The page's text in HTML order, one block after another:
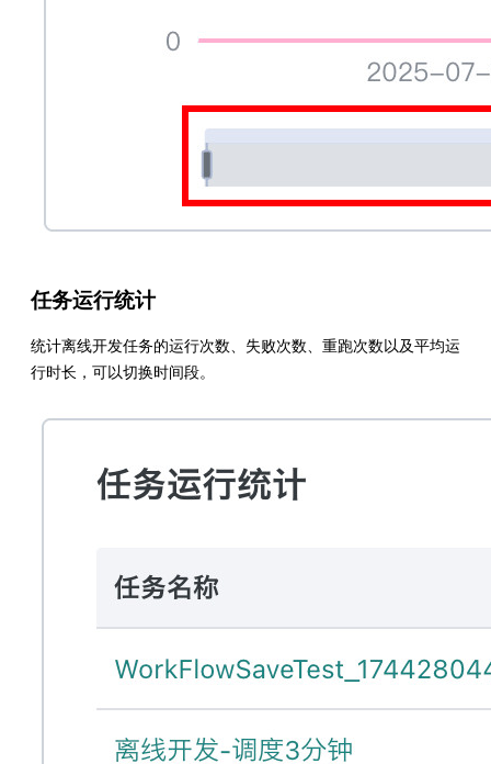
任务运行统计
统计离线开发任务的运行次数、失败次数、重跑次数以及平均运
行时长，可以切换时间段。